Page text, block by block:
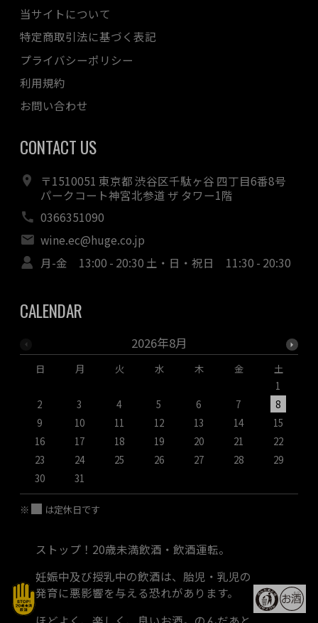
当サイトについて
特定商取引法に基づく表記
プライバシーポリシー
利用規約
お問い合わせ
CONTACT US
〒1510051 東京都 渋谷区千駄ヶ谷 四丁目6番8号
パークコート神宮北参道 ザ タワー1階
0366351090
wine.ec@huge.co.jp
月-金 13:00 - 20:30 土・日・祝日 11:30 - 20:30
CALENDAR
2026年8月
日 月 火 水 木 金
土
1
2
3 4 5 6 7
8
9
10 11 12 13 14
15
16
17 18 19 20 21
22
23
24 25 26 27 28
29
30
31
※ は定休日です
ストップ！20歳未満飲酒・飲酒運転。
妊娠中及び授乳中の飲酒は、胎児・乳児の
発育に悪影響を与える恐れがあります。